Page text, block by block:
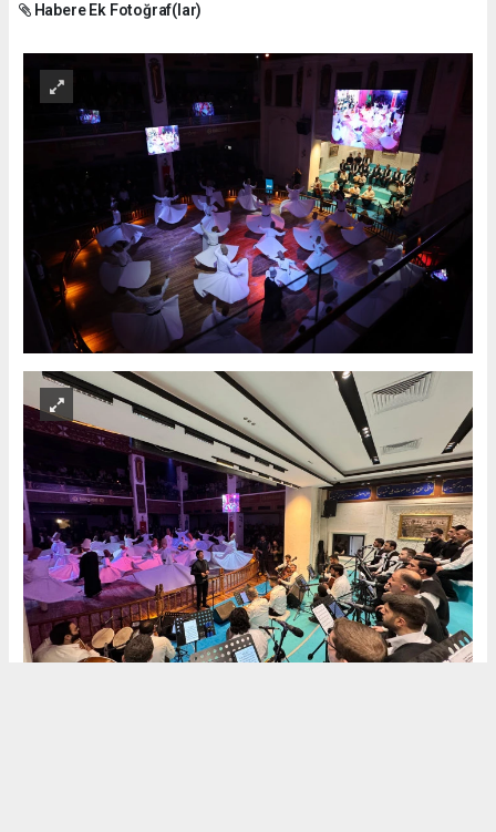
Habere Ek Fotoğraf(lar)